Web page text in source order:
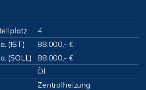
4
(IST)
88.000,- €
(SOLL)
88.000,- €
Öl
Zentralheizung